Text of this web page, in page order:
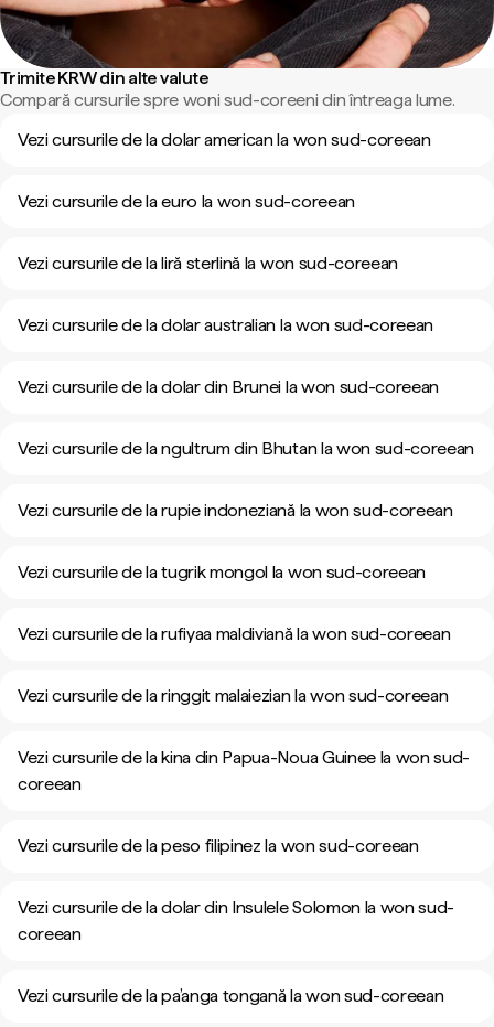
Trimite KRW din alte valute
Compară cursurile spre woni sud-coreeni din întreaga lume.
Vezi cursurile de la dolar american la won sud-coreean
Vezi cursurile de la euro la won sud-coreean
Vezi cursurile de la liră sterlină la won sud-coreean
Vezi cursurile de la dolar australian la won sud-coreean
Vezi cursurile de la dolar din Brunei la won sud-coreean
Vezi cursurile de la ngultrum din Bhutan la won sud-coreean
Vezi cursurile de la rupie indoneziană la won sud-coreean
Vezi cursurile de la tugrik mongol la won sud-coreean
Vezi cursurile de la rufiyaa maldiviană la won sud-coreean
Vezi cursurile de la ringgit malaiezian la won sud-coreean
Vezi cursurile de la kina din Papua-Noua Guinee la won sud-
coreean
Vezi cursurile de la peso filipinez la won sud-coreean
Vezi cursurile de la dolar din Insulele Solomon la won sud-
coreean
Vezi cursurile de la pa’anga tongană la won sud-coreean